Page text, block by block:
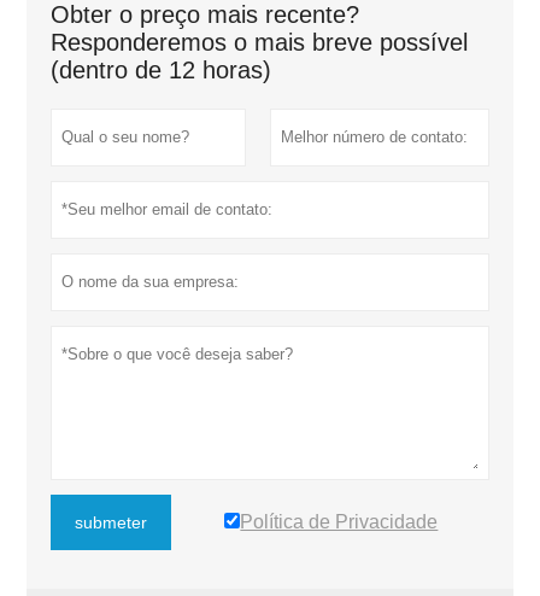
Obter o preço mais recente?
Responderemos o mais breve possível
(dentro de 12 horas)
submeter Política de Privacidade